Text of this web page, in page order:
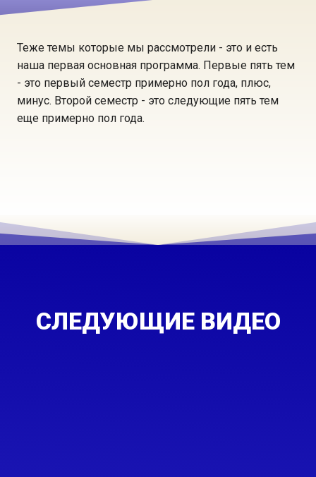
Теже темы которые мы рассмотрели - это и есть
наша первая основная программа. Первые пять тем
- это первый семестр примерно пол года, плюс,
минус. Второй семестр - это следующие пять тем
еще примерно пол года.
СЛЕДУЮЩИЕ ВИДЕО